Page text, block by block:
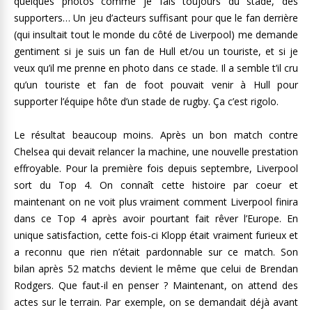
supporters… Un jeu d’acteurs suffisant pour que le fan derrière
(qui insultait tout le monde du côté de Liverpool) me demande
gentiment si je suis un fan de Hull et/ou un touriste, et si je
veux qu’il me prenne en photo dans ce stade. Il a semble t’il cru
qu’un touriste et fan de foot pouvait venir à Hull pour
supporter l’équipe hôte d’un stade de rugby. Ça c’est rigolo.
Le résultat beaucoup moins. Après un bon match contre
Chelsea qui devait relancer la machine, une nouvelle prestation
effroyable. Pour la première fois depuis septembre, Liverpool
sort du Top 4. On connaît cette histoire par coeur et
maintenant on ne voit plus vraiment comment Liverpool finira
dans ce Top 4 après avoir pourtant fait rêver l’Europe. En
unique satisfaction, cette fois-ci Klopp était vraiment furieux et
a reconnu que rien n’était pardonnable sur ce match. Son
bilan après 52 matchs devient le même que celui de Brendan
Rodgers. Que faut-il en penser ? Maintenant, on attend des
actes sur le terrain. Par exemple, on se demandait déjà avant